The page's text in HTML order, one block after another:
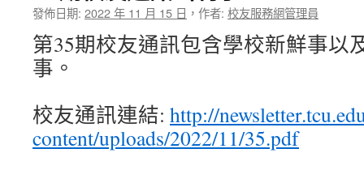
通
出
刊
發佈日期: 2022 年 11 月 15 日 ， 作者: 校友服務網管理員
第35期校友通訊包含學校新鮮事以
事。
校友通訊連結: http://
content/uploads/2022/11/35.pdf